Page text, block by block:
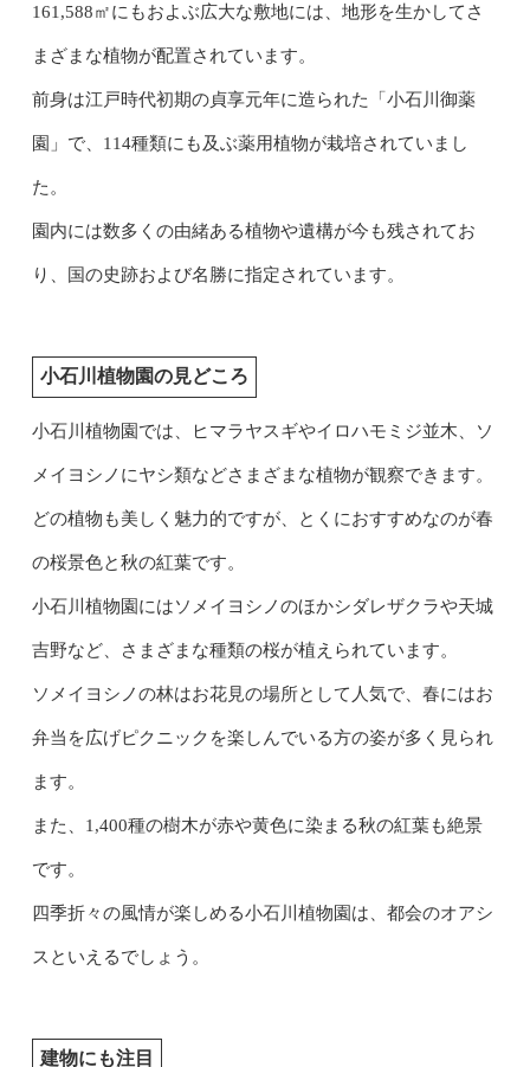
161,588㎡にもおよぶ広大な敷地には、地形を生かしてさ
まざまな植物が配置されています。
前身は江戸時代初期の貞享元年に造られた「小石川御薬
園」で、114種類にも及ぶ薬用植物が栽培されていまし
た。
園内には数多くの由緒ある植物や遺構が今も残されてお
り、国の史跡および名勝に指定されています。
小石川植物園の見どころ
小石川植物園では、ヒマラヤスギやイロハモミジ並木、ソ
メイヨシノにヤシ類などさまざまな植物が観察できます。
どの植物も美しく魅力的ですが、とくにおすすめなのが春
の桜景色と秋の紅葉です。
小石川植物園にはソメイヨシノのほかシダレザクラや天城
吉野など、さまざまな種類の桜が植えられています。
ソメイヨシノの林はお花見の場所として人気で、春にはお
弁当を広げピクニックを楽しんでいる方の姿が多く見られ
ます。
また、1,400種の樹木が赤や黄色に染まる秋の紅葉も絶景
です。
四季折々の風情が楽しめる小石川植物園は、都会のオアシ
スといえるでしょう。
建物にも注目